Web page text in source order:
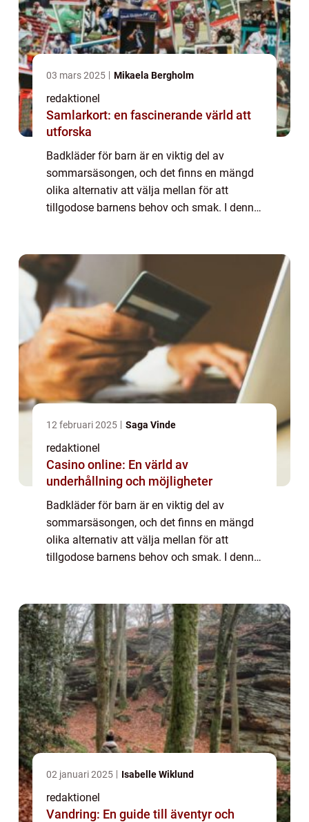
03 mars 2025 Mikaela Bergholm
redaktionel
Samlarkort: en fascinerande värld att
utforska
Badkläder för barn är en viktig del av
sommarsäsongen, och det finns en mängd
olika alternativ att välja mellan för att
tillgodose barnens behov och smak. I denna
12 februari 2025 Saga Vinde
redaktionel
Casino online: En värld av
underhållning och möjligheter
Badkläder för barn är en viktig del av
sommarsäsongen, och det finns en mängd
olika alternativ att välja mellan för att
tillgodose barnens behov och smak. I denna
02 januari 2025 Isabelle Wiklund
redaktionel
Vandring: En guide till äventyr och